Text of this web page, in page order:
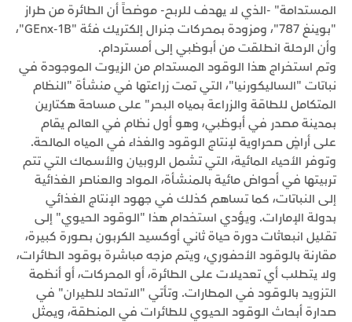
المستدامة" -الذي لا يهدف للربح- موضحاً أن الطائرة من طراز
"بوينغ 787"، ومزودة بمحركات جنرال إلكتريك فئة "GEnx-1B"،
وأن الرحلة انطلقت من أبوظبي إلى أمستردام.
وتم استخراج هذا الوقود المستدام من الزيوت الموجودة في
نباتات "الساليكورنيا"، التي تمت زراعتها في منشأة "النظام
المتكامل للطاقة والزراعة بمياه البحر" على مساحة هكتارين
بمدينة مصدر في أبوظبي، وهو أول نظام في العالم يقام
على أراضٍ صحراوية لإنتاج الوقود والغذاء في المياه المالحة.
وتوفر الأحياء المائية، التي تشمل الروبيان والأسماك التي تتم
تربيتها في أحواض مائية بالمنشأة، المواد والعناصر الغذائية
إلى النباتات، كما تساهم كذلك في جهود الإنتاج الغذائي
بدولة الإمارات. ويؤدي استخدام هذا "الوقود الحيوي" إلى
تقليل انبعاثات دورة حياة ثاني أوكسيد الكربون بصورة كبيرة،
مقارنة بالوقود الأحفوري، ويتم مزجه مباشرة بوقود الطائرات،
ولا يتطلب أي تعديلات على الطائرة، أو المحركات، أو أنظمة
التزويد بالوقود في المطارات. وتأتي "الاتحاد للطيران" في
صدارة أبحاث الوقود الحيوي للطائرات في المنطقة، ويمثل